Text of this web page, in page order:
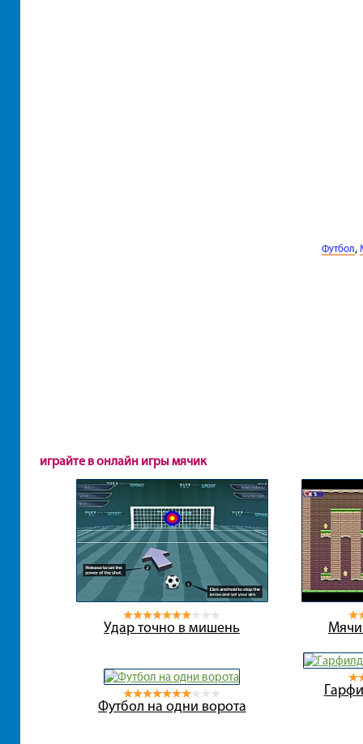
Футбол,
играйте в онлайн игры мячик
Удар точно в мишень
Футбол на одни ворота